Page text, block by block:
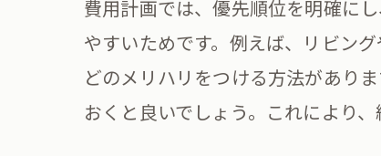
費用計画では、優先順位を明確に
やすいためです。例えば、リビン
どのメリハリをつける方法があり
おくと良いでしょう。これにより